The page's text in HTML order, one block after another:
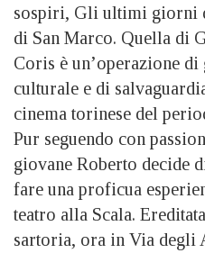
sospiri, Gli ultimi giorni
di San Marco. Quella di
Coris è un’operazione di
culturale e di
cinema torinese del
Pur seguendo con
giovane Roberto decide
fare una proficua
teatro alla Scala.
sartoria, ora in Via degli